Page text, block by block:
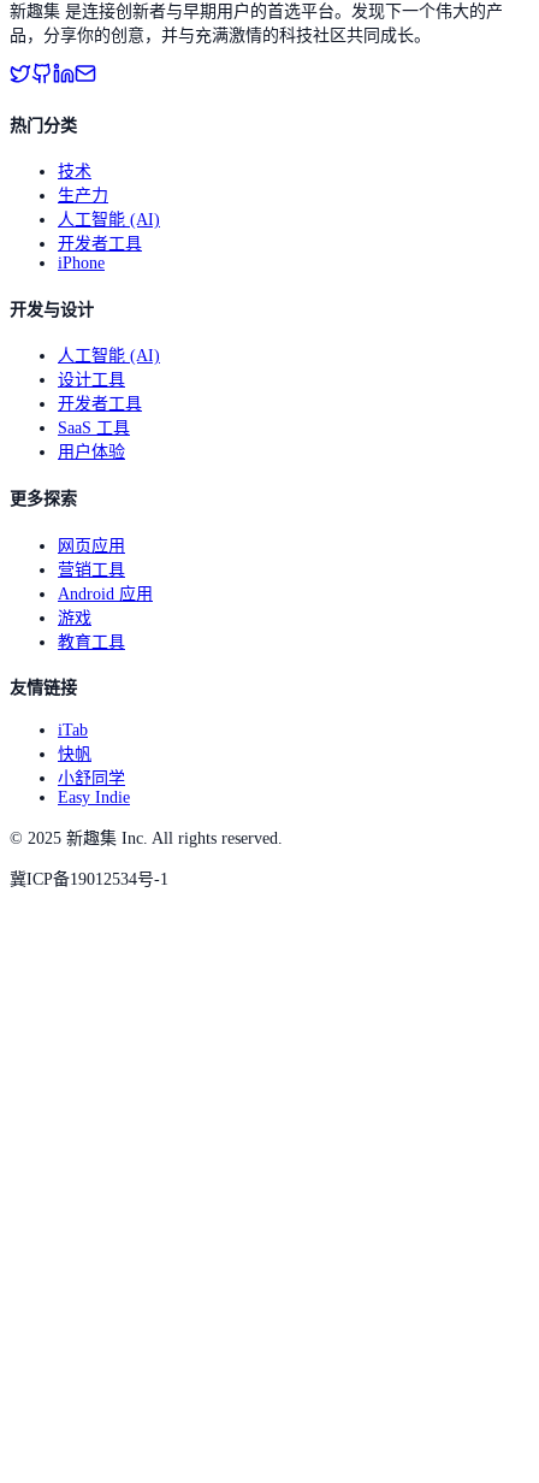
新趣集 是连接创新者与早期用户的首选平台。发现下一个伟大的产
品，分享你的创意，并与充满激情的科技社区共同成长。
热门分类
技术
生产力
人工智能 (AI)
开发者工具
iPhone
开发与设计
人工智能 (AI)
设计工具
开发者工具
SaaS 工具
用户体验
更多探索
网页应用
营销工具
Android 应用
游戏
教育工具
友情链接
iTab
快帆
小舒同学
Easy Indie
© 2025 新趣集 Inc. All rights reserved.
冀ICP备19012534号-1